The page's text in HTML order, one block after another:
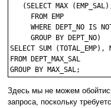
(SELECT MAX
     FROM EMP
WHERE DEPT_NO IS
     GROUP BY DEPT_NO)
SELECT SUM (TOTAL_EMP),
FROM DEPT_MAX_SAL
Здесь мы не можем
запроса, поскольку